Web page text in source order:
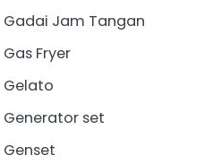
Gadai Jam Tangan
Gas Fryer
Gelato
Generator set
Genset